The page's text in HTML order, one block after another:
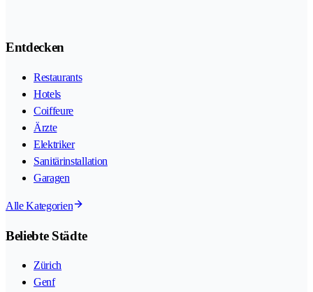
Entdecken
Restaurants
Hotels
Coiffeure
Ärzte
Elektriker
Sanitärinstallation
Garagen
Alle Kategorien
Beliebte Städte
Zürich
Genf